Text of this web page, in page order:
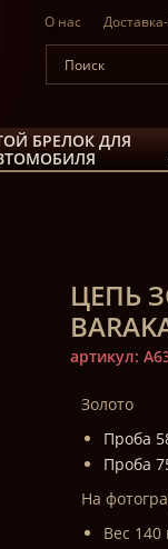
О нас
БРЕЛОК ДЛЯ
ЦЕПЬ
артикул:
Золото
Проба
Проба
На
Вес 140